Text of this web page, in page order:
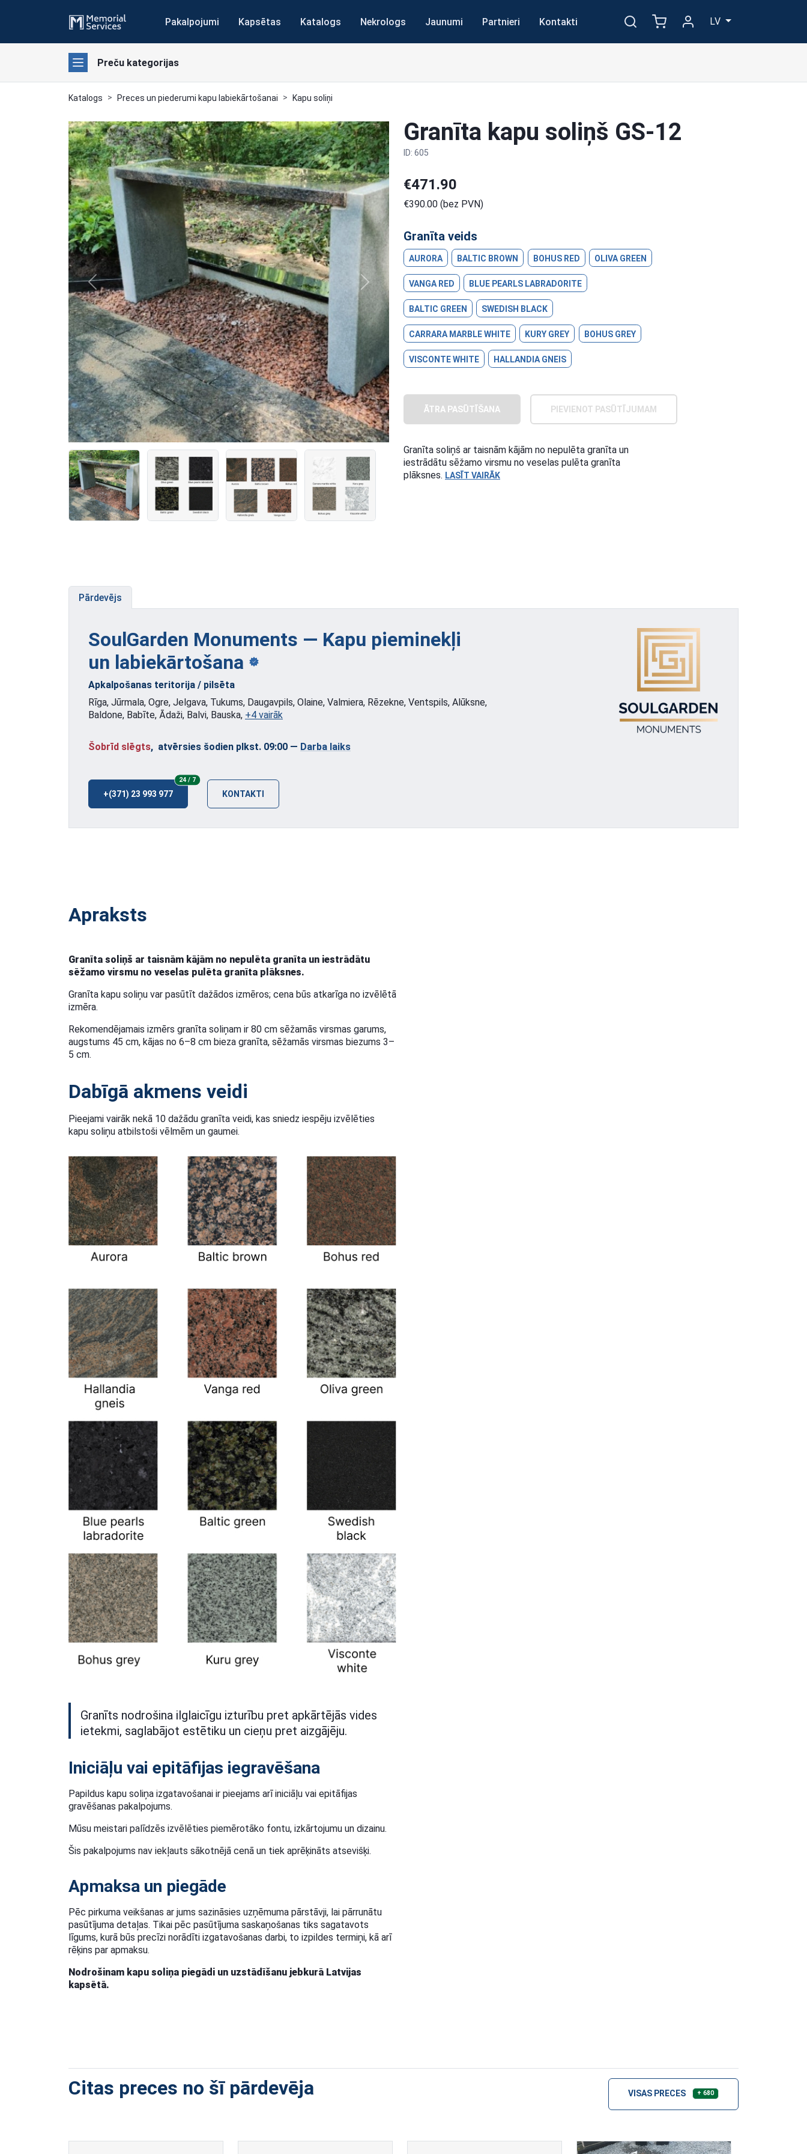
Pakalpojumi Kapsētas Katalogs Nekrologs Jaunumi Partnieri Kontakti LV
Preču kategorijas
Katalogs Preces un piederumi kapu labiekārtošanai Kapu soliņi
Previous Next
Granīta kapu soliņš GS-12
ID: 605
€471.90
€390.00 (bez PVN)
Granīta veids
AURORA BALTIC BROWN BOHUS RED OLIVA GREEN
VANGA RED BLUE PEARLS LABRADORITE
BALTIC GREEN SWEDISH BLACK
CARRARA MARBLE WHITE KURY GREY BOHUS GREY
VISCONTE WHITE HALLANDIA GNEIS
ĀTRA PASŪTĪŠANA PIEVIENOT PASŪTĪJUMAM
Granīta soliņš ar taisnām kājām no nepulēta granīta un
iestrādātu sēžamo virsmu no veselas pulēta granīta
plāksnes. LASĪT VAIRĀK
Pārdevējs
SoulGarden Monuments — Kapu pieminekļi
un labiekārtošana
Apkalpošanas teritorija / pilsēta
Rīga, Jūrmala, Ogre, Jelgava, Tukums, Daugavpils, Olaine, Valmiera, Rēzekne, Ventspils, Alūksne,
Baldone, Babīte, Ādaži, Balvi, Bauska, +4 vairāk
Šobrīd slēgts, atvērsies šodien plkst. 09:00 — Darba laiks
+(371) 23 993 977
24 / 724/7
KONTAKTI
Apraksts
Granīta soliņš ar taisnām kājām no nepulēta granīta un iestrādātu
sēžamo virsmu no veselas pulēta granīta plāksnes.
Granīta kapu soliņu var pasūtīt dažādos izmēros; cena būs atkarīga no izvēlētā
izmēra.
Rekomendējamais izmērs granīta soliņam ir 80 cm sēžamās virsmas garums,
augstums 45 cm, kājas no 6–8 cm bieza granīta, sēžamās virsmas biezums 3–
5 cm.
Dabīgā akmens veidi
Pieejami vairāk nekā 10 dažādu granīta veidi, kas sniedz iespēju izvēlēties
kapu soliņu atbilstoši vēlmēm un gaumei.
Granīts nodrošina ilglaicīgu izturību pret apkārtējās vides
ietekmi, saglabājot estētiku un cieņu pret aizgājēju.
Iniciāļu vai epitāfijas iegravēšana
Papildus kapu soliņa izgatavošanai ir pieejams arī iniciāļu vai epitāfijas
gravēšanas pakalpojums.
Mūsu meistari palīdzēs izvēlēties piemērotāko fontu, izkārtojumu un dizainu.
Šis pakalpojums nav iekļauts sākotnējā cenā un tiek aprēķināts atsevišķi.
Apmaksa un piegāde
Pēc pirkuma veikšanas ar jums sazināsies uzņēmuma pārstāvji, lai pārrunātu
pasūtījuma detaļas. Tikai pēc pasūtījuma saskaņošanas tiks sagatavots
līgums, kurā būs precīzi norādīti izgatavošanas darbi, to izpildes termiņi, kā arī
rēķins par apmaksu.
Nodrošinam kapu soliņa piegādi un uzstādīšanu jebkurā Latvijas
kapsētā.
Citas preces no šī pārdevēja VISAS PRECES + 680